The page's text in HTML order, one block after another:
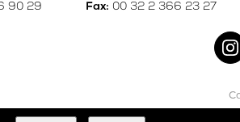
90 29 Fax: 00 32 2 366 23 27